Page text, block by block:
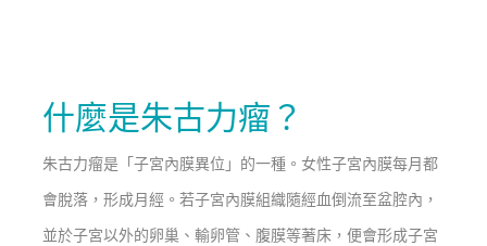
什麼是朱古力瘤？
朱古力瘤是「子宮內膜異位」的一種。女性子宮內膜每月都
會脫落，形成月經。若子宮內膜組織隨經血倒流至盆腔內，
並於子宮以外的卵巢、輸卵管、腹膜等著床，便會形成子宮